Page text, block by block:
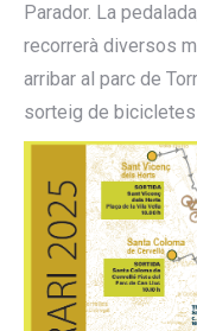
Parador. La
recorrerà diversos
arribar al parc de
sorteig de